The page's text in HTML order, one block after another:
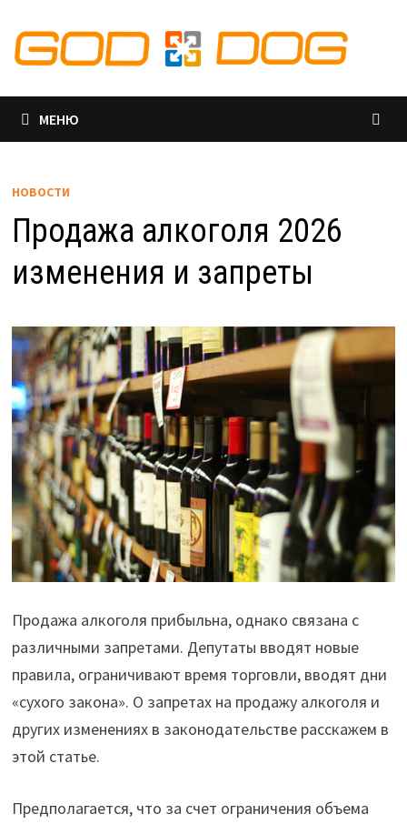
содержимому
МЕНЮ
НОВОСТИ
Продажа алкоголя 2026
изменения и запреты
Продажа алкоголя прибыльна, однако связана с
различными запретами. Депутаты вводят новые
правила, ограничивают время торговли, вводят дни
«сухого закона». О запретах на продажу алкоголя и
других изменениях в законодательстве расскажем в
этой статье.
Предполагается, что за счет ограничения объема